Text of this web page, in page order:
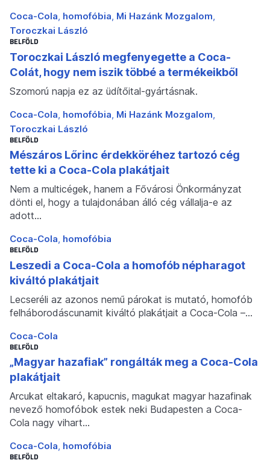
Coca-Cola homofóbia Mi Hazánk Mozgalom
Toroczkai László
BELFÖLD
Toroczkai László megfenyegette a Coca-
Colát, hogy nem iszik többé a termékeikből
Szomorú napja ez az üdítőital-gyártásnak.
Coca-Cola homofóbia Mi Hazánk Mozgalom
Toroczkai László
BELFÖLD
Mészáros Lőrinc érdekköréhez tartozó cég
tette ki a Coca-Cola plakátjait
Nem a multicégek, hanem a Fővárosi Önkormányzat
dönti el, hogy a tulajdonában álló cég vállalja-e az
adott…
Coca-Cola homofóbia
BELFÖLD
Leszedi a Coca-Cola a homofób népharagot
kiváltó plakátjait
Lecseréli az azonos nemű párokat is mutató, homofób
felháborodáscunamit kiváltó plakátjait a Coca-Cola –…
Coca-Cola
BELFÖLD
„Magyar hazafiak” rongálták meg a Coca-Cola
plakátjait
Arcukat eltakaró, kapucnis, magukat magyar hazafinak
nevező homofóbok estek neki Budapesten a Coca-
Cola nagy vihart…
Coca-Cola homofóbia
BELFÖLD